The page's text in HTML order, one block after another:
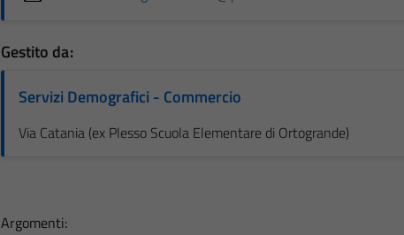
Gestito da:
Servizi Demografici - Commercio
Via Catania (ex Plesso Scuola Elementare di Ortogrande)
Argomenti: